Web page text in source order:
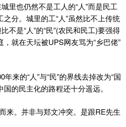
里也仍然不是工人的“人”而是民工
之分。城里的工“人”虽然比不上传统
不是“人”的“民”(农民和民工)要强得
就在天坛被UPS网友骂为“乡巴佬”
来的“人”与“民”的界线去掉改为“国
国的民主化的路程还十分遥远。
来。并非与郑文冲突。是跟RE先生